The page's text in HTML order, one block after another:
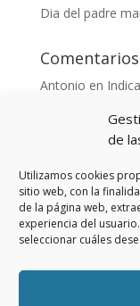
de
Utilizamos cookies
sitio web, con la
de la página web,
experiencia del
seleccionar cuáles
Dia del padre
Antonio en
en
enDe